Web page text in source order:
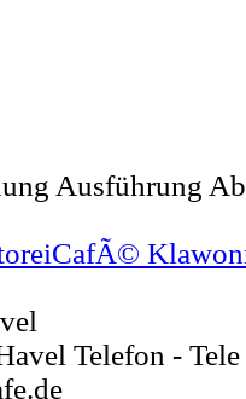
Ausführung
Telefon -